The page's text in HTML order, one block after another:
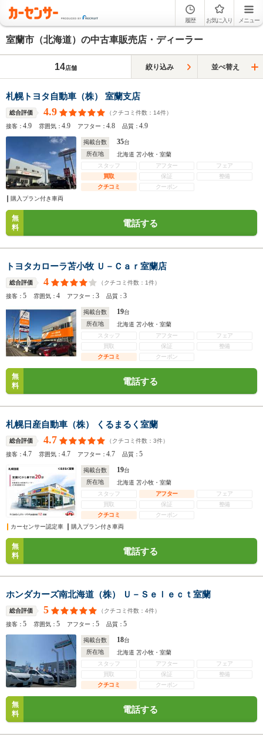
履歴 お気に入り メニュー
室蘭市（北海道）の中古車販売店・ディーラー
14店舗 絞り込み 並べ替え
札幌トヨタ自動車（株） 室蘭支店
総合評価 4.9 （クチコミ件数： 14件）
接客：4.9 雰囲気：4.9 アフター：4.8 品質：4.9
掲載台数 35台
所在地
北海道 苫小牧・室蘭
スタッフ
アフター
フェア
買取
保証
整備
クチコミ
クーポン
購入プラン付き車両
無
料
電話する
トヨタカローラ苫小牧 Ｕ－Ｃａｒ室蘭店
総合評価 4 （クチコミ件数： 1件）
接客：5 雰囲気：4 アフター：3 品質：3
掲載台数 19台
所在地
北海道 苫小牧・室蘭
スタッフ
アフター
フェア
買取
保証
整備
クチコミ
クーポン
無
料
電話する
札幌日産自動車（株） くるまるく室蘭
総合評価 4.7 （クチコミ件数： 3件）
接客：4.7 雰囲気：4.7 アフター：4.7 品質：5
掲載台数 19台
所在地
北海道 苫小牧・室蘭
スタッフ
アフター
フェア
買取
保証
整備
クチコミ
クーポン
カーセンサー認定車
購入プラン付き車両
無
料
電話する
ホンダカーズ南北海道（株） Ｕ－Ｓｅｌｅｃｔ室蘭
総合評価 5 （クチコミ件数： 4件）
接客：5 雰囲気：5 アフター：5 品質：5
掲載台数 18台
所在地
北海道 苫小牧・室蘭
スタッフ
アフター
フェア
買取
保証
整備
クチコミ
クーポン
無
料
電話する